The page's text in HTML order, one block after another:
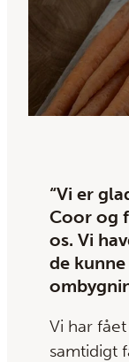
“Vi er
Coor og
os. Vi
de
Vi har
samtidigt